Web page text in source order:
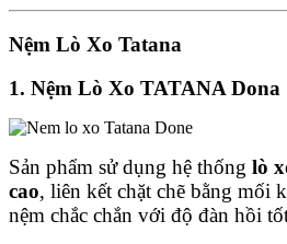
Nệm Lò Xo Tatana
1. Nệm Lò Xo TATANA Dona
Sản phẩm sử dụng hệ thống lò
cao, liên kết chặt chẽ bằng mối
nệm chắc chắn với độ đàn hồi